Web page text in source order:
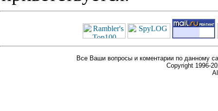
Все Ваши вопросы и коментарии по данному
Copyright 1996-